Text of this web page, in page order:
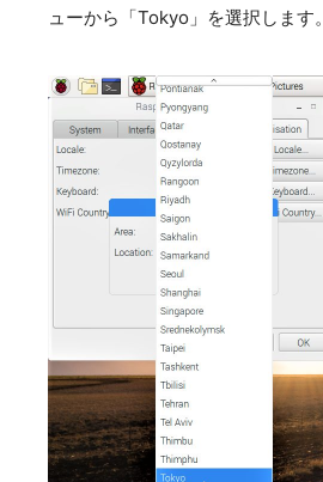
ューから「Tokyo」を選択します。